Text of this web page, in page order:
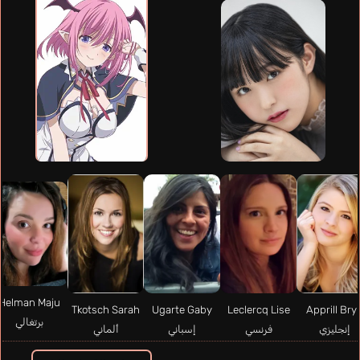
Apprill
إنجليزي
Leclercq Lise
فرنسي
Ugarte Gaby
إسباني
Tkotsch Sarah
ألماني
Maju
برتغالي